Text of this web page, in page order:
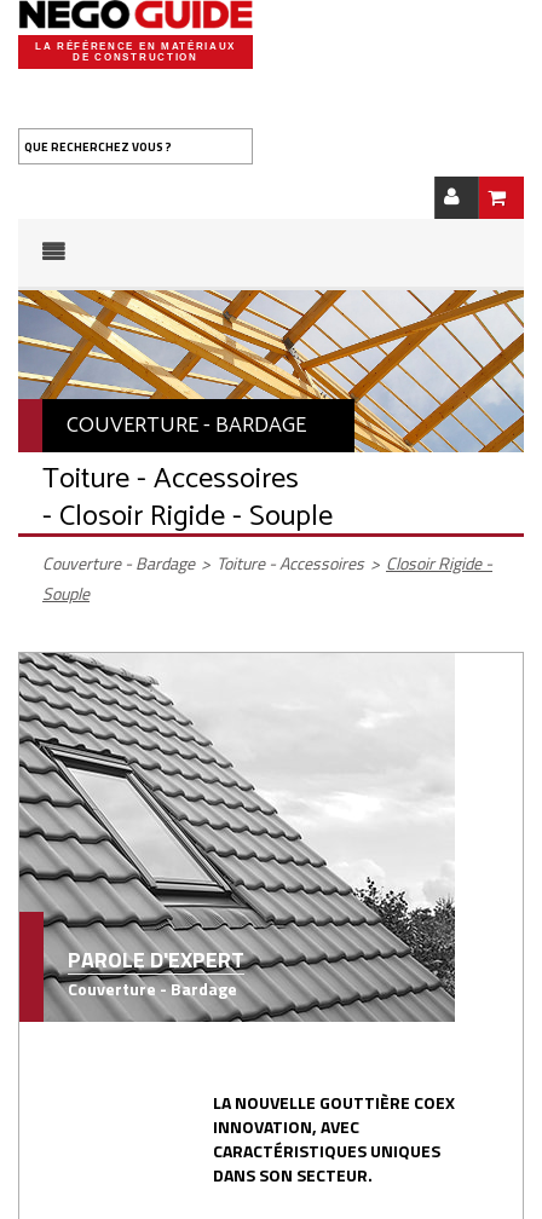
LA RÉFÉRENCE EN MATÉRIAUX
DE CONSTRUCTION
QUE RECHERCHEZ VOUS ?
COUVERTURE - BARDAGE
Toiture - Accessoires
- Closoir Rigide - Souple
Couverture - Bardage > Toiture - Accessoires > Closoir Rigide -
Souple
PAROLE D'EXPERT
Couverture - Bardage
LA NOUVELLE GOUTTIÈRE COEX
INNOVATION, AVEC
CARACTÉRISTIQUES UNIQUES
DANS SON SECTEUR.